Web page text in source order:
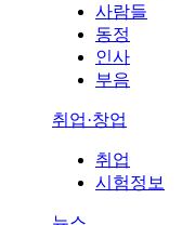
사람들
동정
인사
부음
취업·창업
취업
시험정보